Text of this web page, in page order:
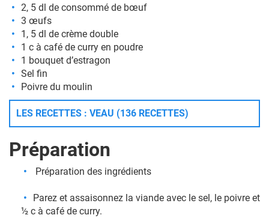
2, 5 dl de consommé de bœuf
3 œufs
1, 5 dl de crème double
1 c à café de curry en poudre
1 bouquet d’estragon
Sel fin
Poivre du moulin
LES RECETTES : VEAU (136 RECETTES)
Préparation
Préparation des ingrédients
Parez et assaisonnez la viande avec le sel, le poivre et
½ c à café de curry.